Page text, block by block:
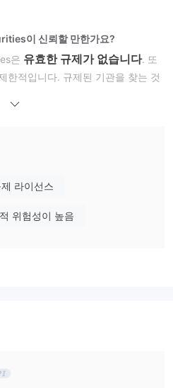
이 신뢰할 만한가요?
은 유효한 규제가 없습니다. 또
한적입니다. 규제된 기관을 찾는 것
)
라이선스
위험성이 높음